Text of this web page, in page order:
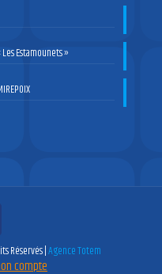
Estamounets »
Réservés | Agence Totem
compte